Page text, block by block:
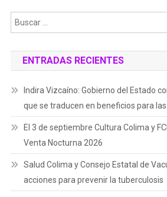
ENTRADAS RECIENTES
Indira Vizcaíno: Gobierno del Estado
que se traducen en beneficios para
El 3 de septiembre Cultura Colima y
Venta Nocturna 2026
Salud Colima y Consejo Estatal de
acciones para prevenir la tuberculosis